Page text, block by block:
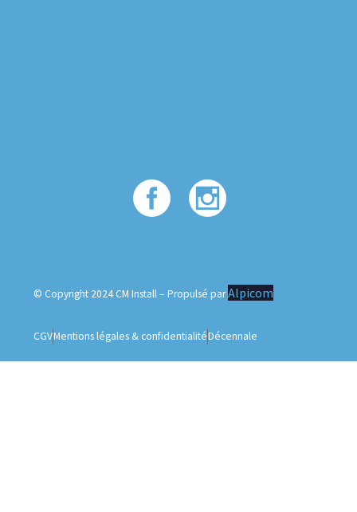
© Copyright 2024 CM Install – Propulsé parAlpicom
CGVMentions légales & confidentialitéDécennale